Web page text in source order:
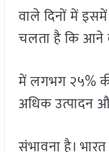
वाले दिनों में इसमें
चलता है कि आने
में लगभग २५%
अधिक उत्पादन